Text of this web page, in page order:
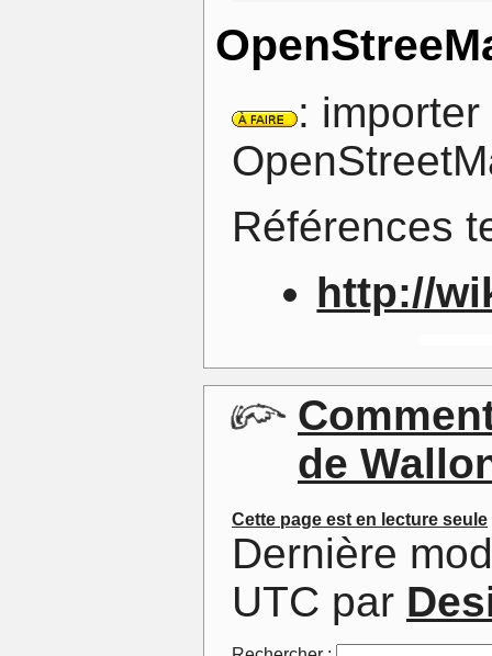
:
Références
http://
de
Cette page est en lecture seule
Dernière
UTC par